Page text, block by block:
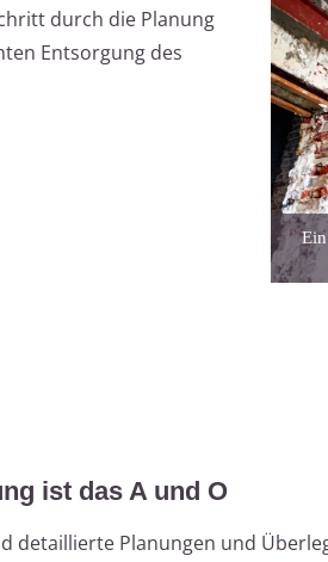
durch die Planung
Entsorgung des
ist das A und O
detaillierte Planungen und